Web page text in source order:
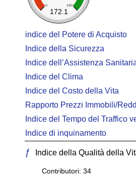
0 240
172.1
indice del Potere di Acquisto
Indice della Sicurezza
Indice dell’Assistenza
Indice del Clima
Indice del Costo della Vita
Rapporto Prezzi Immobili/
Indice del Tempo del Traffico
Indice di inquinamento
ƒ Indice della Qualità della
Contributori: 34